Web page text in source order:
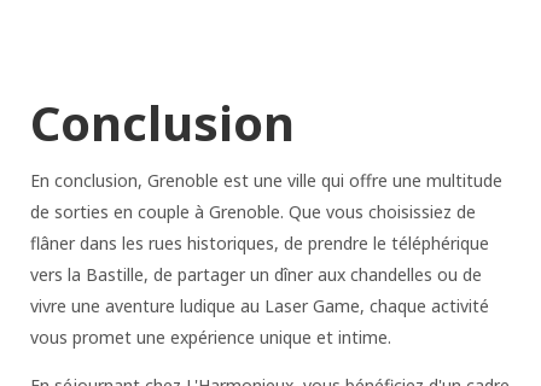
Conclusion
En conclusion, Grenoble est une ville qui offre une multitude
de sorties en couple à Grenoble. Que vous choisissiez de
flâner dans les rues historiques, de prendre le téléphérique
vers la Bastille, de partager un dîner aux chandelles ou de
vivre une aventure ludique au Laser Game, chaque activité
vous promet une expérience unique et intime.